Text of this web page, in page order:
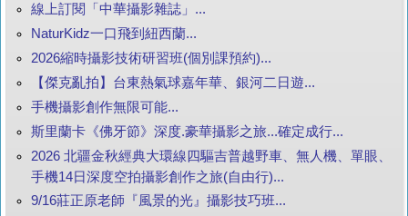
線上訂閱「中華攝影雜誌」...
NaturKidz一口飛到紐西蘭...
2026縮時攝影技術研習班(個別課預約)...
【傑克亂拍】台東熱氣球嘉年華、銀河二日遊...
手機攝影創作無限可能...
斯里蘭卡《佛牙節》深度.豪華攝影之旅...確定成行...
2026 北疆金秋經典大環線四驅吉普越野車、無人機、單眼、
手機14日深度空拍攝影創作之旅(自由行)...
9/16莊正原老師『風景的光』攝影技巧班...